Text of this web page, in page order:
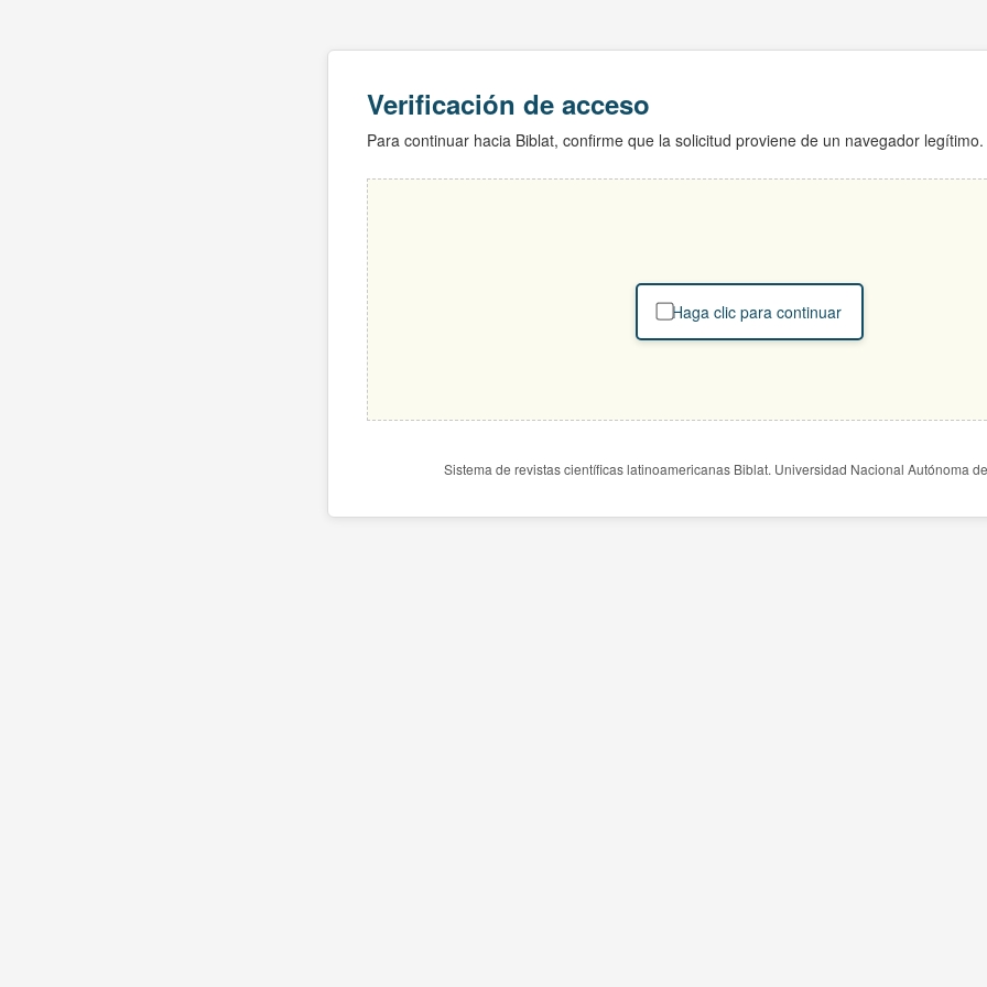
Verificación de acceso
Para continuar hacia Biblat, confirme que la solicitud proviene de un navegador legítimo.
Haga clic para continuar
Sistema de revistas científicas latinoamericanas Biblat. Universidad Nacional Autónoma